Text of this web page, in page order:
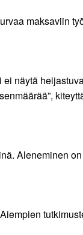
maksaviin
näytä
Aleneminen